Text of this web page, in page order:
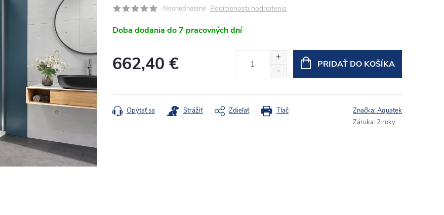
Neohodnotené Podrobnosti hodnotenia
Doba dodania do 7 pracovných dní
662,40 € PRIDAŤ DO KOŠÍKA
Tlač
Opýtať sa Strážiť Zdieľať Značka:Aquatek
Záruka: 2 roky